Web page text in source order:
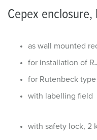
Cepex
as wall mounted
for installation of
for Rutenbeck type
with labelling field
with safety lock, 2